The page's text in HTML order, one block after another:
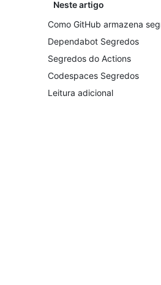
Neste artigo
Como GitHub armazena
Dependabot Segredos
Segredos do Actions
Codespaces Segredos
Leitura adicional